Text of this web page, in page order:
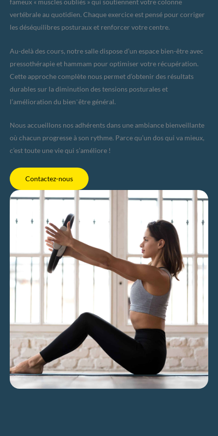
fameux « muscles oubliés » qui soutiennent votre colonne
vertébrale au quotidien. Chaque exercice est pensé pour corriger
les déséquilibres posturaux et renforcer votre centre.
Au-delà des cours, notre salle dispose d’un espace bien-être avec
pressothérapie et hammam pour optimiser votre récupération.
Cette approche complète nous permet d’obtenir des résultats
durables sur la diminution des tensions posturales et
l’amélioration du bien⁻être général.
Nous accueillons nos adhérents dans une ambiance bienveillante
où chacun progresse à son rythme. Parce qu’un dos qui va mieux,
c’est toute une vie qui s’améliore !
Contactez-nous